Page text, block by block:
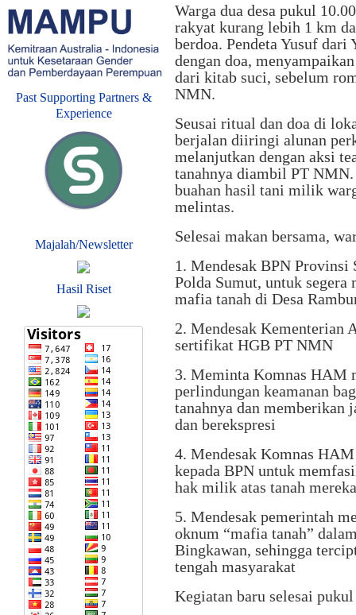
Past Supporting Partners &
Experience
Majalah/Newsletter
Hasil Riset
Warga dua desa pukul
rakyat kurang lebih 1 km
berdoa. Pendeta Yusuf dari
dengan doa,
dari kitab suci, sebelum
NMN.
Seusai ritual dan doa di
berjalan diiringi alunan
melanjutkan dengan aksi
tanahnya diambil PT
buahan hasil tani milik
melintas.
Selesai makan bersama,
1. Mendesak BPN
Polda Sumut, untuk segera
mafia tanah di Desa
2. Mendesak Kementerian
sertifikat HGB PT NMN
3. Meminta Komnas HAM
perlindungan keamanan
tanahnya dan memberikan
dan berekspresi
4. Mendesak Komnas
kepada BPN untuk
hak milik atas tanah mereka
5. Mendesak pemerintah
oknum “mafia tanah”
Bingkawan, sehingga
tengah masyarakat
Kegiatan baru selesai